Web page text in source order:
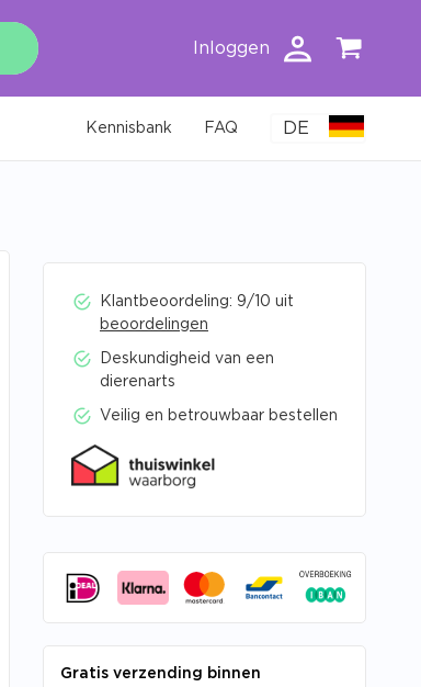
Inloggen
Kennisbank FAQ DE
Klantbeoordeling: 9/10 uit
beoordelingen
Deskundigheid van een
dierenarts
Veilig en betrouwbaar bestellen
Gratis verzending binnen